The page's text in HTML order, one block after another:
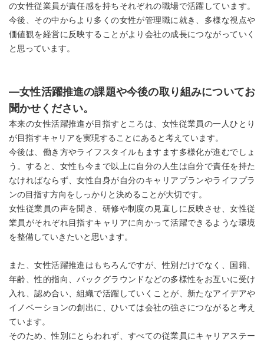
の女性従業員が責任感を持ちそれぞれの職場で活躍しています。
今後、その中からより多くの女性が管理職に就き、多様な視点や
価値観を経営に反映することがより会社の成長につながっていく
と思っています。
―女性活躍推進の課題や今後の取り組みについてお
聞かせください。
本来の女性活躍推進が目指すところは、女性従業員の一人ひとり
が目指すキャリアを実現することにあると考えています。
今後は、働き方やライフスタイルもますます多様化が進むでしょ
う。すると、女性も今まで以上に自分の人生は自分で責任を持た
なければならず、女性自身が自分のキャリアプランやライフプラ
ンの目指す方向をしっかりと決めることが大切です。
女性従業員の声を聞き、研修や制度の見直しに反映させ、女性従
業員がそれぞれ目指すキャリアに向かって活躍できるような環境
を整備していきたいと思います。
また、女性活躍推進はもちろんですが、性別だけでなく、国籍、
年齢、性的指向、バックグラウンドなどの多様性をお互いに受け
入れ、認め合い、組織で活躍していくことが、新たなアイデアや
イノベーションの創出に、ひいては会社の強さにつながると考え
ています。
そのため、性別にとらわれず、すべての従業員にキャリアステー